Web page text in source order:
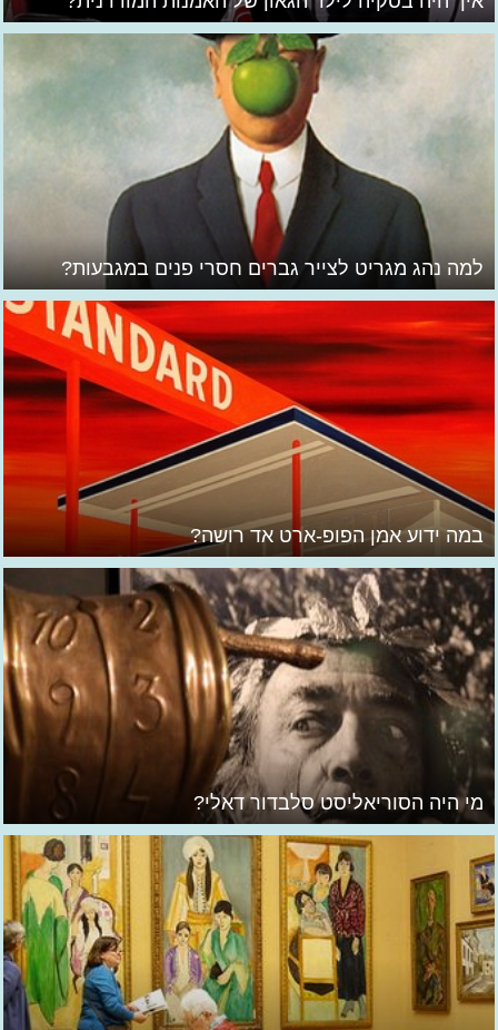
למה נהג מגריט לצייר גברים חסרי פנים במגבעות?
במה ידוע אמן הפופ-ארט אד רושה?
מי היה הסוריאליסט סלבדור דאלי?